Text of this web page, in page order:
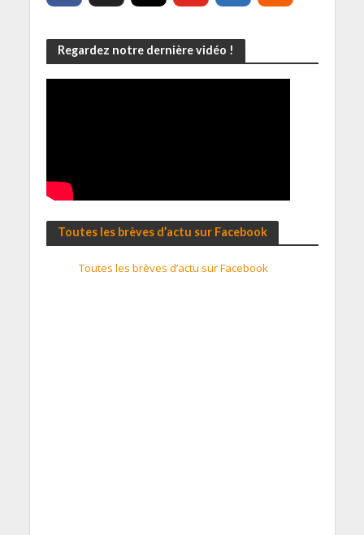
Regardez notre dernière vidéo !
Toutes les brèves d’actu sur Facebook
Toutes les brèves d’actu sur Facebook